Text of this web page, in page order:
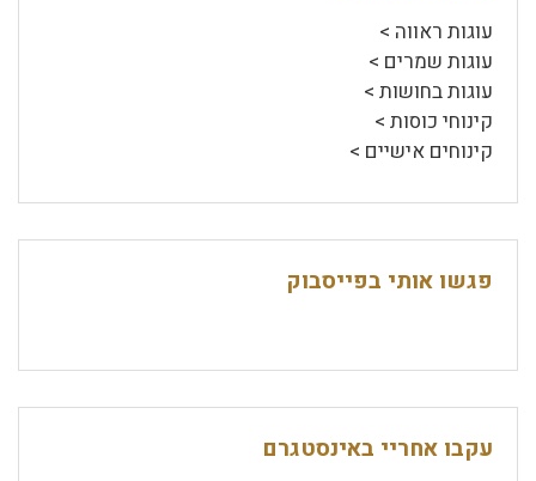
עוגות ראווה >
עוגות שמרים >
עוגות בחושות >
קינוחי כוסות >
קינוחים אישיים >
פגשו אותי בפייסבוק
עקבו אחריי באינסטגרם